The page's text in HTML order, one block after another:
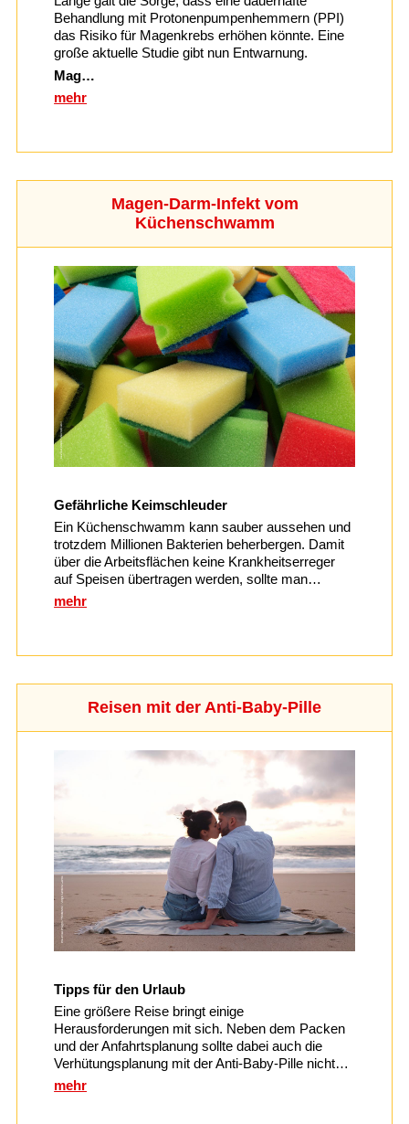
Behandlung mit Protonenpumpenhemmern (PPI)
das Risiko für Magenkrebs erhöhen könnte. Eine
große aktuelle Studie gibt nun Entwarnung.
Mag…
mehr
Magen-Darm-Infekt vom
Küchenschwamm
Gefährliche Keimschleuder
Ein Küchenschwamm kann sauber aussehen und
trotzdem Millionen Bakterien beherbergen. Damit
über die Arbeitsflächen keine Krankheitserreger
auf Speisen übertragen werden, sollte man…
mehr
Reisen mit der Anti-Baby-Pille
Tipps für den Urlaub
Eine größere Reise bringt einige
Herausforderungen mit sich. Neben dem Packen
und der Anfahrtsplanung sollte dabei auch die
Verhütungsplanung mit der Anti-Baby-Pille nicht…
mehr